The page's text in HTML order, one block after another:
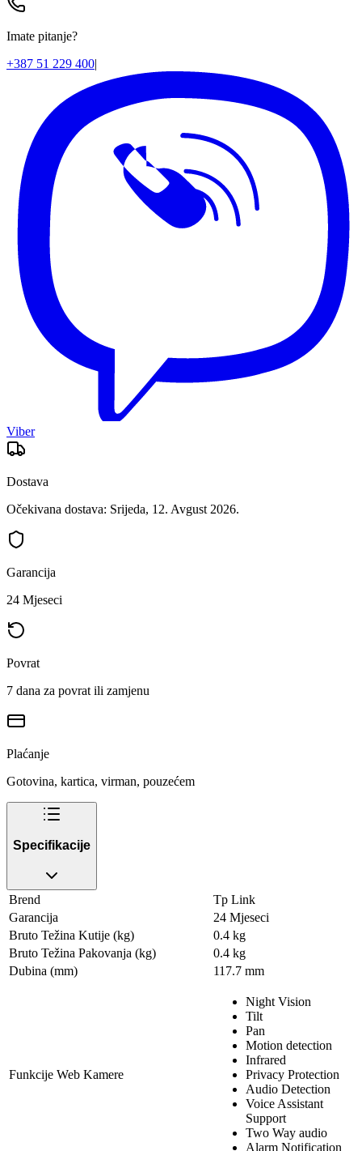
Imate pitanje?
+387 51 229 400|
Viber
Dostava
Očekivana dostava: Srijeda, 12. Avgust 2026.
Garancija
24 Mjeseci
Povrat
7 dana za povrat ili zamjenu
Plaćanje
Gotovina, kartica, virman, pouzećem
Specifikacije
Brend
Tp Link
Garancija
24 Mjeseci
Bruto Težina Kutije (kg)
0.4 kg
Bruto Težina Pakovanja (kg)
0.4 kg
Dubina (mm)
117.7 mm
Funkcije Web Kamere
Night Vision
Tilt
Pan
Motion detection
Infrared
Privacy Protection
Audio Detection
Voice Assistant
Support
Two Way audio
Alarm Notification